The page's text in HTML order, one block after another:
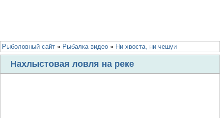
Рыболовный сайт » Рыбалка видео » Ни хвоста, ни чешуи
Нахлыстовая ловля на реке